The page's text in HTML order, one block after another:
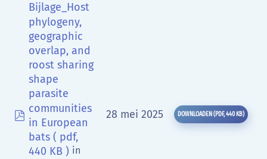
pdf
Bijlage_Host
phylogeny,
geographic
overlap, and
roost sharing
shape
parasite
communities
in European
bats ( pdf,
440 KB ) in
28 mei 2025 DOWNLOADEN (PDF,440 KB)